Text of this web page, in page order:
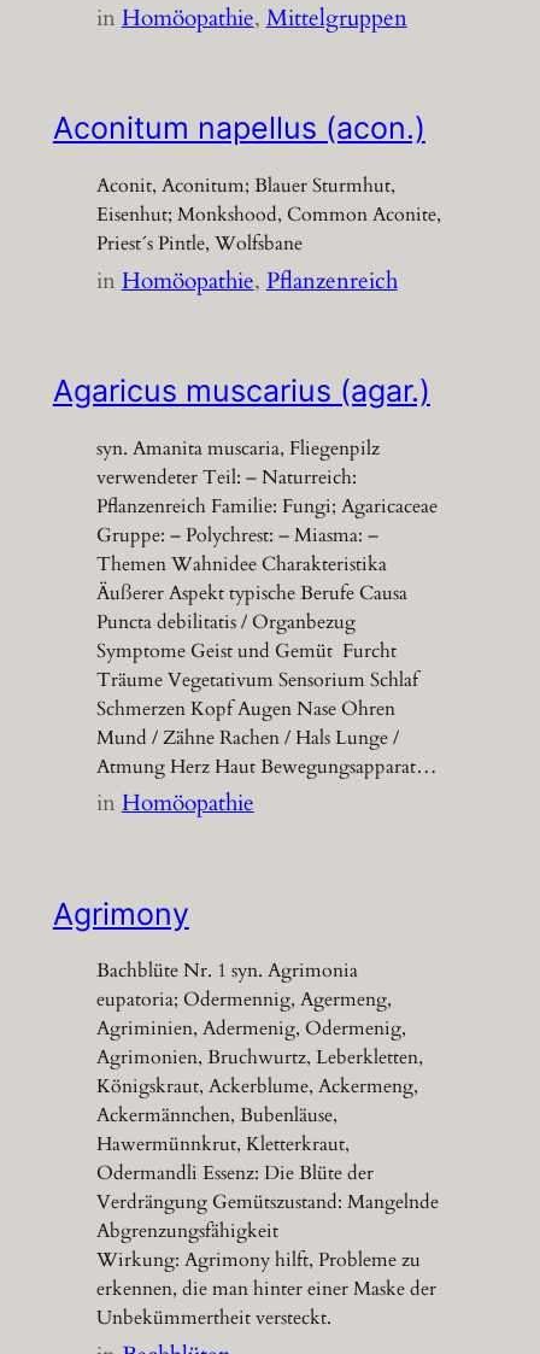
inHomöopathie, Mittelgruppen
Aconitum napellus (acon.)
Aconit, Aconitum; Blauer Sturmhut,
Eisenhut; Monkshood, Common Aconite,
Priest´s Pintle, Wolfsbane
inHomöopathie, Pflanzenreich
Agaricus muscarius (agar.)
syn. Amanita muscaria, Fliegenpilz
verwendeter Teil: – Naturreich:
Pflanzenreich Familie: Fungi; Agaricaceae
Gruppe: – Polychrest: – Miasma: –
Themen Wahnidee Charakteristika
Äußerer Aspekt typische Berufe Causa
Puncta debilitatis / Organbezug
Symptome Geist und Gemüt Furcht
Träume Vegetativum Sensorium Schlaf
Schmerzen Kopf Augen Nase Ohren
Mund / Zähne Rachen / Hals Lunge /
Atmung Herz Haut Bewegungsapparat…
inHomöopathie
Agrimony
Bachblüte Nr. 1 syn. Agrimonia
eupatoria; Odermennig, Agermeng,
Agriminien, Adermenig, Odermenig,
Agrimonien, Bruchwurtz, Leberkletten,
Königskraut, Ackerblume, Ackermeng,
Ackermännchen, Bubenläuse,
Hawermünnkrut, Kletterkraut,
Odermandli Essenz: Die Blüte der
Verdrängung Gemütszustand: Mangelnde
Abgrenzungsfähigkeit
Wirkung: Agrimony hilft, Probleme zu
erkennen, die man hinter einer Maske der
Unbekümmertheit versteckt.